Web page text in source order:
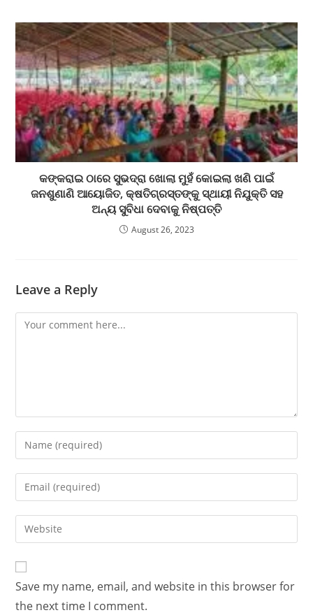
କଙ୍କରାଇ ଠାରେ ସୁଭଦ୍ରା ଖୋଲା ମୁହଁ କୋଇଲା ଖଣି ପାଇଁ
ଜନଶୁଣାଣି ଆୟୋଜିତ, କ୍ଷତିଗ୍ରସ୍ତଙ୍କୁ ସ୍ଥାୟୀ ନିଯୁକ୍ତି ସହ
ଅନ୍ୟ ସୁବିଧା ଦେବାକୁ ନିଷ୍ପତ୍ତି
August 26, 2023
Leave a Reply
Save my name, email, and website in this browser for
the next time I comment.